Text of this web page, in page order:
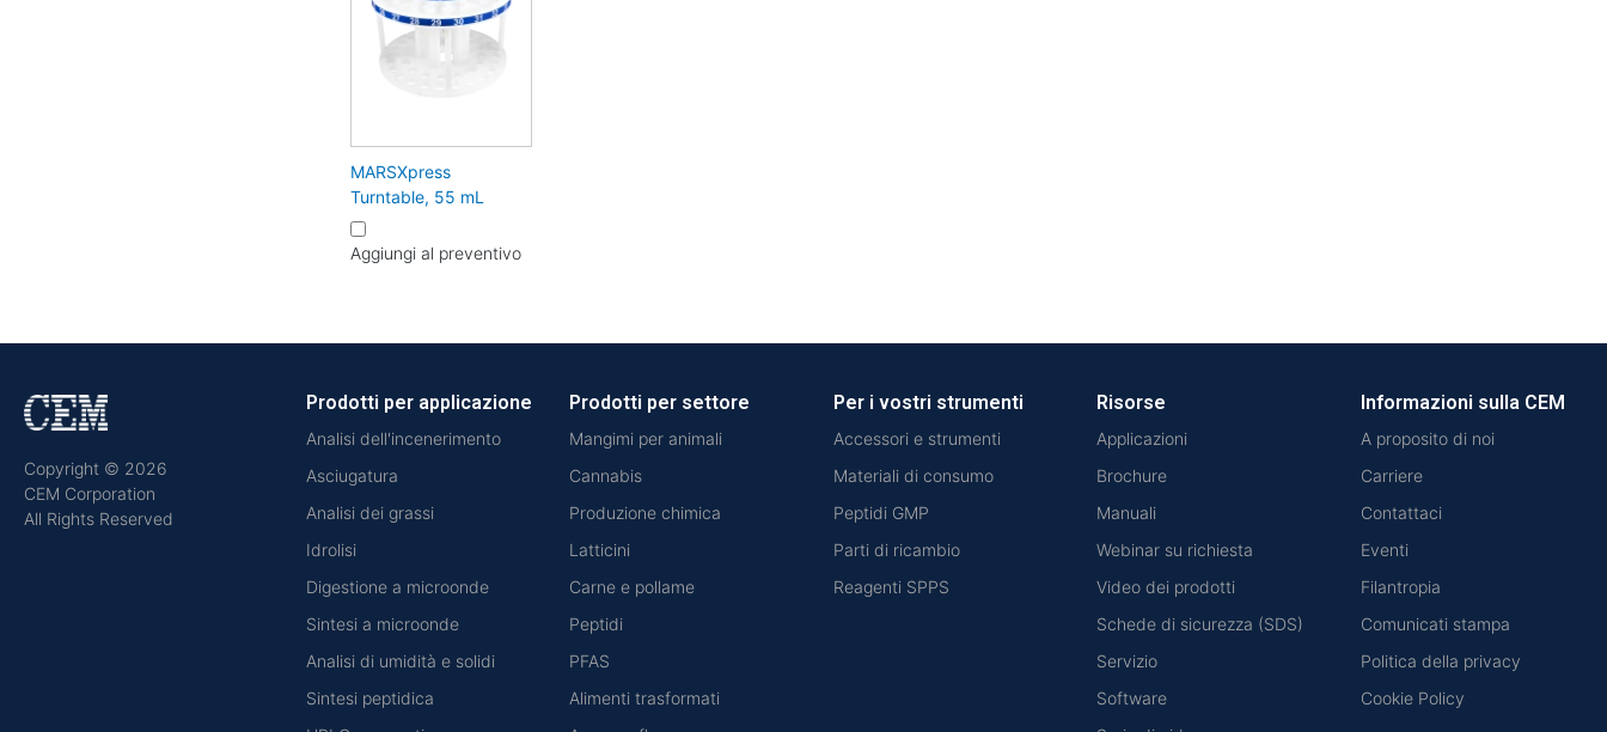
MARSXpress
Turntable, 55 mL
Aggiungi al preventivo
Copyright © 2026
CEM Corporation
All Rights Reserved
Prodotti per applicazione
Analisi dell'incenerimento
Asciugatura
Analisi dei grassi
Idrolisi
Digestione a microonde
Sintesi a microonde
Analisi di umidità e solidi
Sintesi peptidica
Prodotti per settore
Mangimi per animali
Cannabis
Produzione chimica
Latticini
Carne e pollame
Peptidi
PFAS
Alimenti trasformati
Per i vostri strumenti
Accessori e strumenti
Materiali di consumo
Peptidi GMP
Parti di ricambio
Reagenti SPPS
Risorse
Applicazioni
Brochure
Manuali
Webinar su richiesta
Video dei prodotti
Schede di sicurezza (SDS)
Servizio
Software
Informazioni sulla CEM
A proposito di noi
Carriere
Contattaci
Eventi
Filantropia
Comunicati stampa
Politica della privacy
Cookie Policy